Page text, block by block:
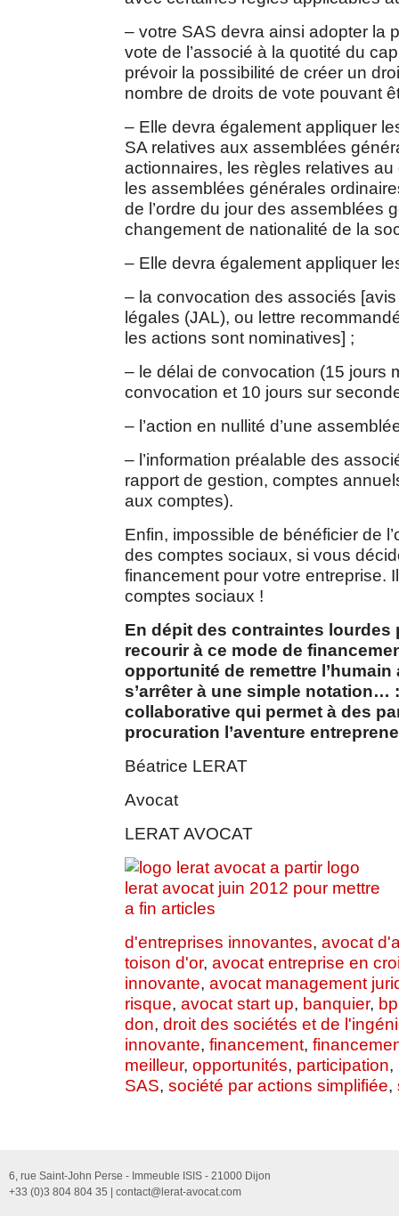
– votre SAS devra ainsi adopter la
vote de l’associé à la quotité du
prévoir la possibilité de créer un
nombre de droits de vote pouvant
– Elle devra également appliquer
SA relatives aux assemblées
actionnaires, les règles relatives
les assemblées générales
de l’ordre du jour des assemblées
changement de nationalité de la
– Elle devra également appliquer
– la convocation des associés
légales (JAL), ou lettre
les actions sont nominatives] ;
– le délai de convocation (15 jours
convocation et 10 jours sur
– l’action en nullité d’une
– l’information préalable des
rapport de gestion, comptes
aux comptes).
Enfin, impossible de bénéficier de
des comptes sociaux, si vous
financement pour votre entreprise.
comptes sociaux !
En dépit des contraintes lourdes
recourir à ce mode de
opportunité de remettre
s’arrêter à une simple notation…
collaborative qui permet à des
procuration l’aventure
Béatrice LERAT
Avocat
LERAT AVOCAT
d'entreprises innovantes, avocat
toison d'or, avocat entreprise en
innovante, avocat management
risque, avocat start up, banquier,
don, droit des sociétés et de
innovante, financement,
meilleur, opportunités, participation,
SAS, société par actions simplifiée,
6, rue Saint-John Perse - Immeuble ISIS - 21000 Dijon
+33 (0)3 804 804 35 | contact@lerat-avocat.com